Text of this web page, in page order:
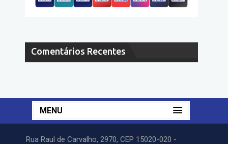
Comentários Recentes
MENU
Rua Raul de Carvalho, 2970, CEP 15020-020 -